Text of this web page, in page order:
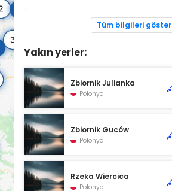
Regulamin okręgu PZW w Częstochowie
Tüm bilgileri göster
Yakın yerler:
Zbiornik Julianka
Polonya
Zbiornik Guców
Polonya
Rzeka Wiercica
Polonya